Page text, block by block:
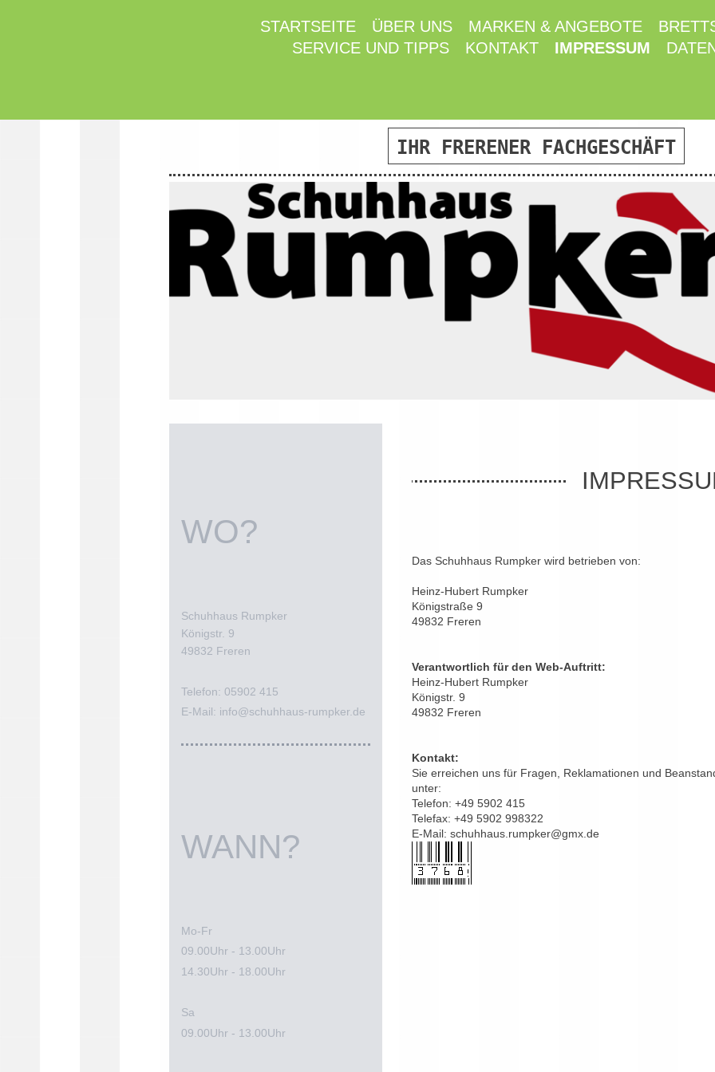
STARTSEITE ÜBER UNS MARKEN & ANGEBOTE
SERVICE UND TIPPS
KONTAKT IMPRESSUM
IHR FRERENER FACHGESCHÄFT
Das Schuhhaus Rumpker wird betrieben von:
Heinz-Hubert Rumpker
Königstraße 9
49832 Freren
Verantwortlich für den Web-Auftritt:
Heinz-Hubert Rumpker
Königstr. 9
49832 Freren
Kontakt:
Sie erreichen uns für Fragen, Reklamationen und
unter:
Telefon: +49 5902 415
Telefax: +49 5902 998322
E-Mail: schuhhaus.rumpker@gmx.de
WO?
Schuhhaus Rumpker
Königstr. 9
49832 Freren
Telefon: 05902 415
E-Mail: info@schuhhaus-rumpker.de
WANN?
Mo-Fr
09.00Uhr - 13.00Uhr
14.30Uhr - 18.00Uhr
Sa
09.00Uhr - 13.00Uhr